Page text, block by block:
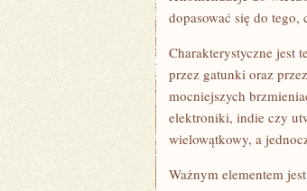
dopasować się do tego,
Charakterystyczne jest
przez gatunki oraz
mocniejszych
elektroniki, indie czy
wielowątkowy, a
Ważnym elementem